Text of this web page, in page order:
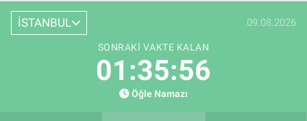
İSTANBUL 09.08.2026
SONRAKI VAKTE KALAN
01:35:55
Öğle Namazı